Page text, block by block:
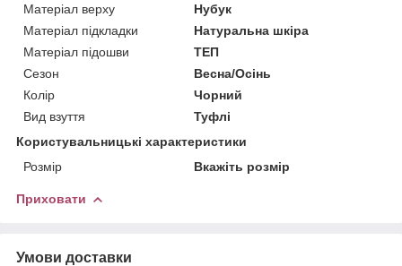
Матеріал верху
Нубук
Матеріал підкладки
Натуральна шкіра
Матеріал підошви
ТЕП
Сезон
Весна/Осінь
Колір
Чорний
Вид взуття
Туфлі
Користувальницькі характеристики
Розмір
Вкажіть розмір
Приховати
Умови доставки